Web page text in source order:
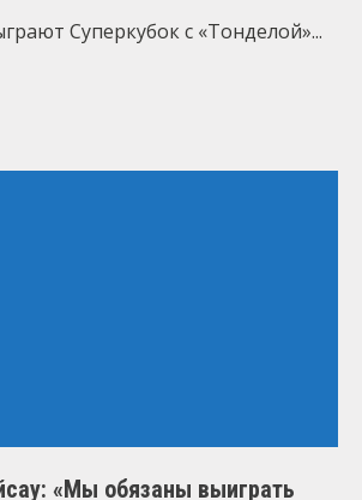
Суперкубок с «Тонделой»...
«Мы обязаны выиграть